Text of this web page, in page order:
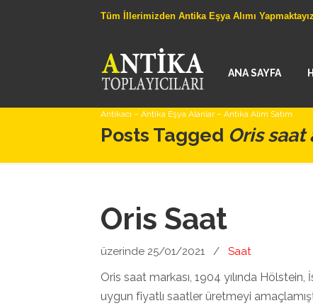
Tüm İllerimizden Antika Eşya Alımı Yapmaktayız
Antikacı – Antika Eşya Alanlar – Antika Alım Satım
ANA SAYFA
Posts Tagged Oris saat
Oris Saat
üzerinde 25/01/2021 / Saat
Oris saat markası, 1904 yılında Hölstein,
uygun fiyatlı saatler üretmeyi